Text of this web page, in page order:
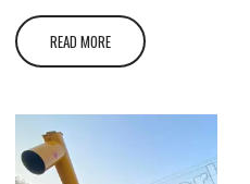
READ MORE